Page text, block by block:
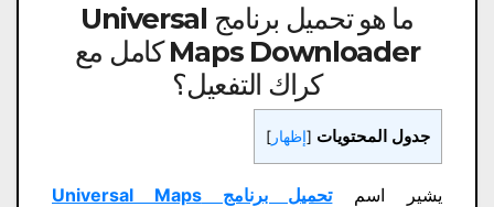
ما هو تحميل برنامج Universal
Maps Downloader كامل مع
كراك التفعيل؟
جدول المحتويات [إظهار ]
يشير اسم
تحميل برنامج Universal Maps